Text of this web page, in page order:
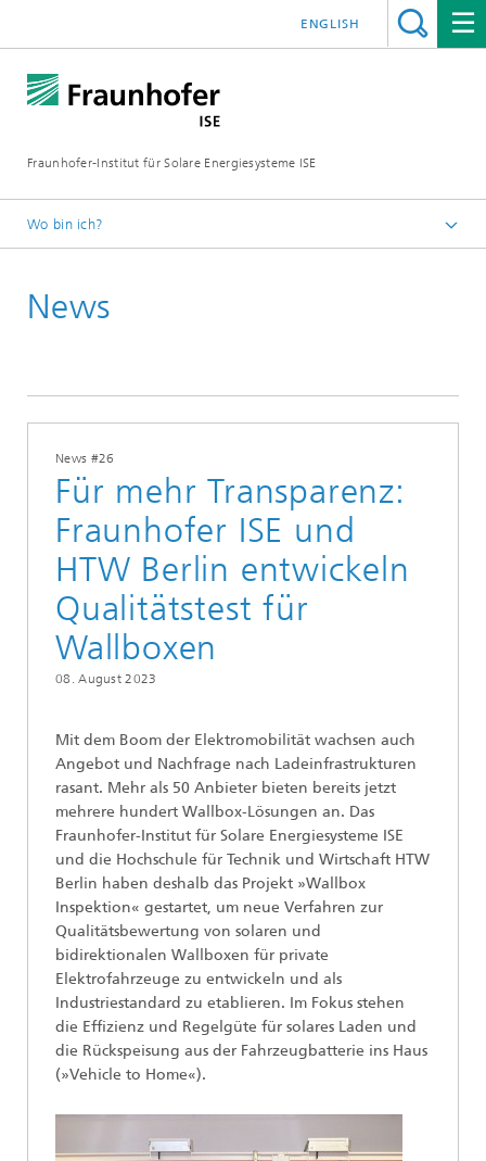
Fraunhofer-Institut für Solare Energiesysteme ISE
ENGLISH
Wo bin ich?
News
News #26
Für mehr Transparenz:
Fraunhofer ISE und
HTW Berlin entwickeln
Qualitätstest für
Wallboxen
08. August 2023
Mit dem Boom der Elektromobilität wachsen auch
Angebot und Nachfrage nach Ladeinfrastrukturen
rasant. Mehr als 50 Anbieter bieten bereits jetzt
mehrere hundert Wallbox-Lösungen an. Das
Fraunhofer-Institut für Solare Energiesysteme ISE
und die Hochschule für Technik und Wirtschaft HTW
Berlin haben deshalb das Projekt »Wallbox
Inspektion« gestartet, um neue Verfahren zur
Qualitätsbewertung von solaren und
bidirektionalen Wallboxen für private
Elektrofahrzeuge zu entwickeln und als
Industriestandard zu etablieren. Im Fokus stehen
die Effizienz und Regelgüte für solares Laden und
die Rückspeisung aus der Fahrzeugbatterie ins Haus
(»Vehicle to Home«).